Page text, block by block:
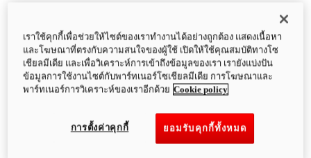
เราใช้คุกกี้เพื่อช่วยให้ไซต์ของเราทำงานได้อย่างถูกต้อง แสดงเนื้อหา
และโฆษณาที่ตรงกับความสนใจของผู้ใช้ เปิดให้ใช้คุณสมบัติทางโซ
เชียลมีเดีย และเพื่อวิเคราะห์การเข้าถึงข้อมูลของเรา เรายังแบ่งปัน
ข้อมูลการใช้งานไซต์กับพาร์ทเนอร์โซเชียลมีเดีย การโฆษณาและ
พาร์ทเนอร์การวิเคราะห์ของเราอีกด้วย Cookie policy
ยอมรับคุกกี้ทั้งหมด
การตั้งค่าคุกกี้